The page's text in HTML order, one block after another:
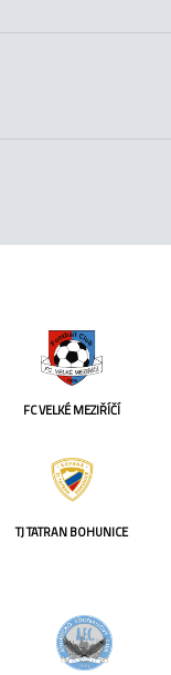
FC VELKÉ MEZIŘÍČÍ
TJ TATRAN BOHUNICE